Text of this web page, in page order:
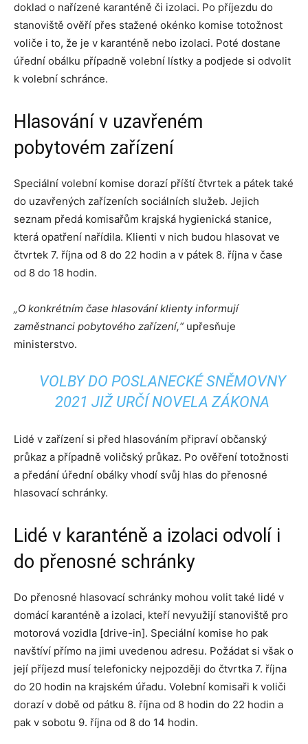
doklad o nařízené karanténě či izolaci. Po příjezdu do
stanoviště ověří přes stažené okénko komise totožnost
voliče i to, že je v karanténě nebo izolaci. Poté dostane
úřední obálku případně volební lístky a podjede si odvolit
k volební schránce.
Hlasování v uzavřeném
pobytovém zařízení
Speciální volební komise dorazí příští čtvrtek a pátek také
do uzavřených zařízeních sociálních služeb. Jejich
seznam předá komisařům krajská hygienická stanice,
která opatření nařídila. Klienti v nich budou hlasovat ve
čtvrtek 7. října od 8 do 22 hodin a v pátek 8. října v čase
od 8 do 18 hodin.
„O konkrétním čase hlasování klienty informují
zaměstnanci pobytového zařízení,“upřesňuje
ministerstvo.
VOLBY DO POSLANECKÉ SNĚMOVNY
2021 JIŽ URČÍ NOVELA ZÁKONA
Lidé v zařízení si před hlasováním připraví občanský
průkaz a případně voličský průkaz. Po ověření totožnosti
a předání úřední obálky vhodí svůj hlas do přenosné
hlasovací schránky.
Lidé v karanténě a izolaci odvolí i
do přenosné schránky
Do přenosné hlasovací schránky mohou volit také lidé v
domácí karanténě a izolaci, kteří nevyužijí stanoviště pro
motorová vozidla [drive-in]. Speciální komise ho pak
navštíví přímo na jimi uvedenou adresu. Požádat si však o
její příjezd musí telefonicky nejpozději do čtvrtka 7. října
do 20 hodin na krajském úřadu. Volební komisaři k voliči
dorazí v době od pátku 8. října od 8 hodin do 22 hodin a
pak v sobotu 9. října od 8 do 14 hodin.